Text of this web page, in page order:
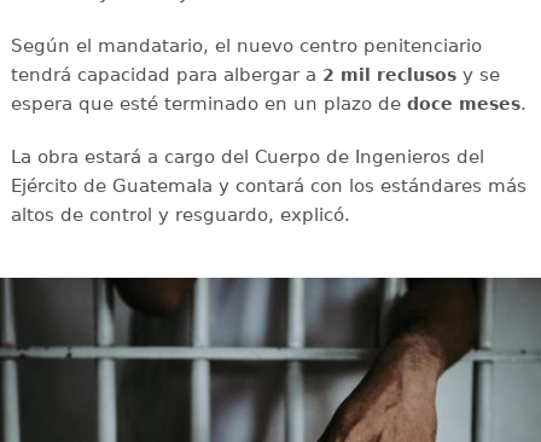
Según el mandatario, el nuevo centro penitenciario
tendrá capacidad para albergar a 2 mil reclusosy se
espera que esté terminado en un plazo de doce meses.
La obra estará a cargo del Cuerpo de Ingenieros del
Ejército de Guatemala y contará con los estándares más
altos de control y resguardo, explicó.